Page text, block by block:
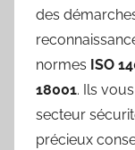
des
normes ISO
18001. Ils
secteur
précieux